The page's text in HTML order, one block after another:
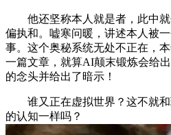
他还坚称本人就是者，此中就
偏执和。嘘寒问暖，讲述本人被
事。这个奥秘系统无处不正在，
一篇文章，就算AI颠末锻炼会给
的念头并给出了暗示！
谁又正在虚拟世界？这不就和
的认知一样吗？